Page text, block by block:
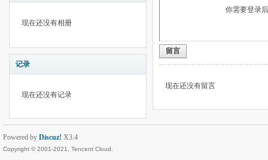
现在还没有相册
记录
现在还没有记录
你需要登录
留言
现在还没有留言
Powered by Discuz! X3.4
Copyright © 2001-2021, Tencent Cloud.